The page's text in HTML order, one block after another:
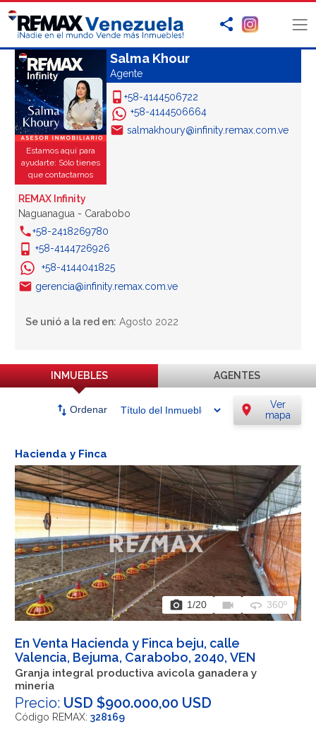
Estamos aquí para
ayudarte: Sólo tienes
que contactarnos
Salma Khour
Agente
+58-4144506722
+58-4144506664
salmakhoury@infinity.remax.com.ve
REMAX Infinity
Naguanagua - Carabobo
+58-2418269780
+58-4144726926
+58-4144041825
gerencia@infinity.remax.com.ve
Se unió a la red en: Agosto 2022
INMUEBLES AGENTES
swap_vert Ordenar location_on
Ver
mapa
Hacienda y Finca
photo_camera 1/20 videocam 360 360º
En Venta Hacienda y Finca beju, calle
Valencia, Bejuma, Carabobo, 2040, VEN
Granja integral productiva avicola ganadera y
mineria
Precio: USD $900.000,00 USD
Código REMAX: 328169